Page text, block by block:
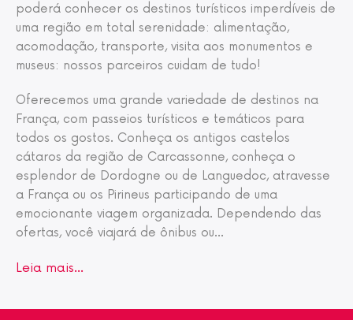
poderá conhecer os destinos turísticos imperdíveis de
uma região em total serenidade: alimentação,
acomodação, transporte, visita aos monumentos e
museus: nossos parceiros cuidam de tudo!
Oferecemos uma grande variedade de destinos na
França, com passeios turísticos e temáticos para
todos os gostos. Conheça os antigos castelos
cátaros da região de Carcassonne, conheça o
esplendor de Dordogne ou de Languedoc, atravesse
a França ou os Pirineus participando de uma
emocionante viagem organizada. Dependendo das
ofertas, você viajará de ônibus ou...
Leia mais…